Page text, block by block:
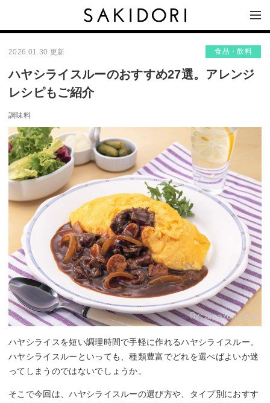
2026.01.30 更新 食品・飲料
ハヤシライスルーのおすすめ27選。アレンジ
レシピもご紹介
調味料
By:amazon.co.jp
ハヤシライスを短い調理時間で手軽に作れるハヤシライスルー。
ハヤシライスルーといっても、種類豊富でどれを選べばよいか迷
ってしまうのではないでしょうか。
そこで今回は、ハヤシライスルーの選び方や、タイプ別におすす